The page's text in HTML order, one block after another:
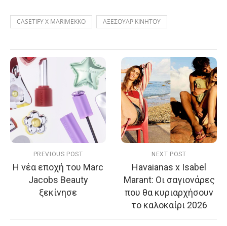
CASETIFY X MARIMEKKO ΑΞΕΣΟΥΑΡ ΚΙΝΗΤΟΥ
PREVIOUS POST
Η νέα εποχή του Marc
Jacobs Beauty
ξεκίνησε
NEXT POST
Havaianas x Isabel
Marant: Οι σαγιονάρες
που θα κυριαρχήσουν
το καλοκαίρι 2026